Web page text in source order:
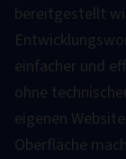
bereitgestellt
einfacher und
ohne
eigenen
Oberfläche